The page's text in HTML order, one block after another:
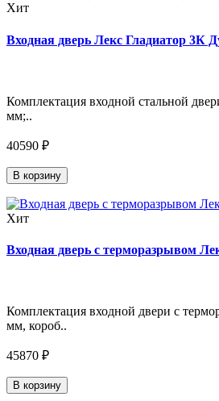
Хит
Входная дверь Лекс Гладиатор 3К
Комплектация входной стальной
мм;..
40590 ₽
В корзину
Хит
Входная дверь с терморазрывом
Комплектация входной двери с
мм, короб..
45870 ₽
В корзину